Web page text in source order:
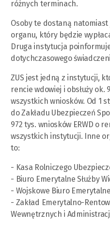
różnych terminach.
Osoby te dostaną
organu, który będzie
Druga instytucja
dotychczasowego
ZUS jest jedną z instytucji,
rencie wdowiej i obsłuży ok.
wszystkich wniosków. Od 1
do Zakładu Ubezpieczeń
972 tys. wniosków ERWD o
wszystkich instytucji. Inne
to:
- Kasa Rolniczego
- Biuro Emerytalne Służby
- Wojskowe Biuro
- Zakład Emerytalno-
Wewnętrznych i Administracji